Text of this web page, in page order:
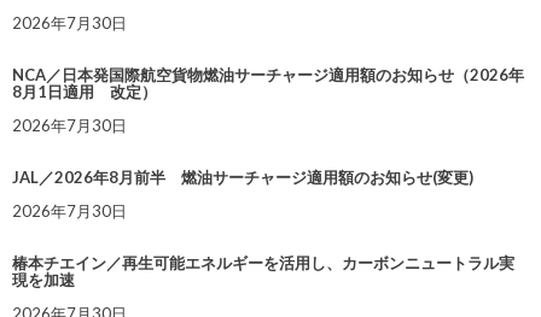
2026年7月30日
NCA／日本発国際航空貨物燃油サーチャージ適用額のお知らせ（2026年
8月1日適用 改定）
2026年7月30日
JAL／2026年8月前半 燃油サーチャージ適用額のお知らせ(変更)
2026年7月30日
椿本チエイン／再生可能エネルギーを活用し、カーボンニュートラル実
現を加速
2026年7月30日